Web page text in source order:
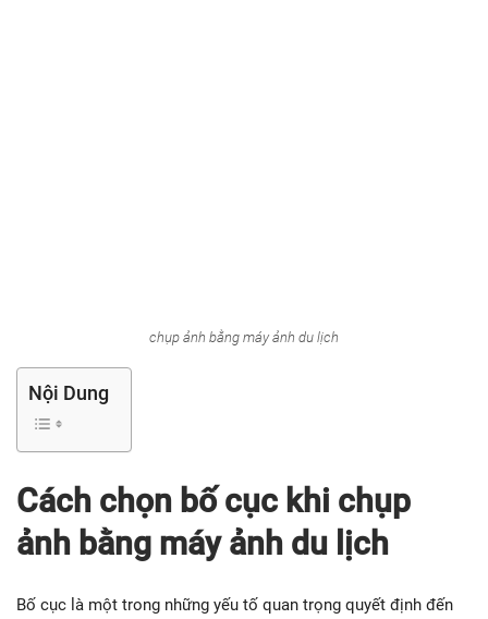
chụp ảnh bằng máy ảnh du lịch
Nội Dung
Cách chọn bố cục khi chụp
ảnh bằng máy ảnh du lịch
Bố cục là một trong những yếu tố quan trọng quyết định đến